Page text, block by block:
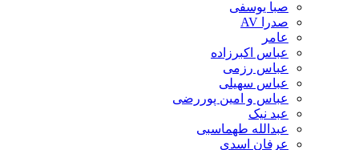
صبا یوسفی
صدرا AV
عامر
عباس اکبرزاده
عباس رزمی
عباس سهیلی
عباس و امین پوررضی
عبد نیک
عبدالله طهماسبی‎
عرفان اسدی